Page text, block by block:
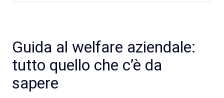
Guida al welfare aziendale:
tutto quello che c’è da
sapere